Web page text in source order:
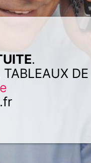
.
DE